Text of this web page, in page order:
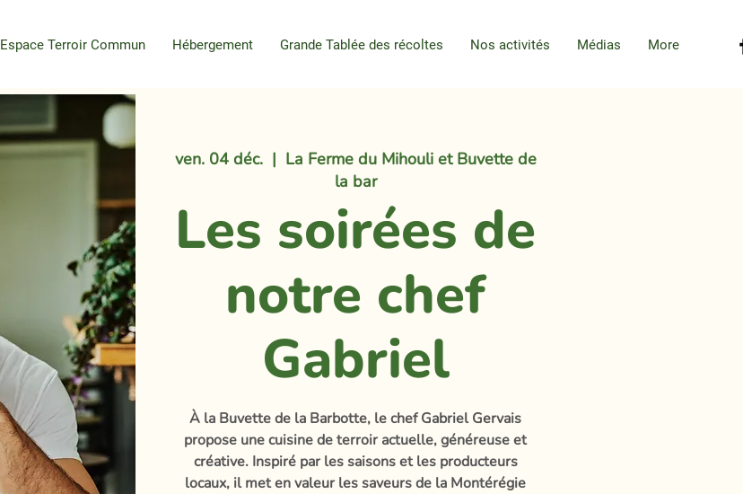
Espace Terroir Commun Hébergement Grande Tablée des récoltes Nos activités Médias More
ven. 04 déc.
  |
La Ferme du Mihouli et Buvette de
la bar
Les soirées de
notre chef
Gabriel
À la Buvette de la Barbotte, le chef Gabriel Gervais
propose une cuisine de terroir actuelle, généreuse et
créative. Inspiré par les saisons et les producteurs
locaux, il met en valeur les saveurs de la Montérégie